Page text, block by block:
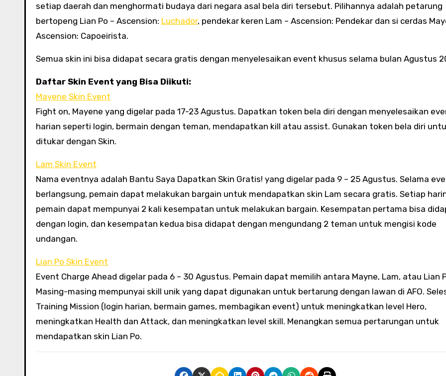
setiap daerah dan menghormati budaya dari negara asal bela diri tersebut. Pilihannya adalah petarung
bertopeng Lian Po – Ascension: Luchador, pendekar keren Lam – Ascension: Pendekar dan si cerdas
Ascension: Capoeirista.
Semua skin ini bisa didapat secara gratis dengan menyelesaikan event khusus selama bulan Agustus
Daftar Skin Event yang Bisa Diikuti:
Mayene Skin Event
Fight on, Mayene yang digelar pada 17-23 Agustus. Dapatkan token bela diri dengan menyelesaikan
harian seperti login, bermain dengan teman, mendapatkan kill atau assist. Gunakan token bela diri
ditukar dengan Skin.
Lam Skin Event
Nama eventnya adalah Bantu Saya Dapatkan Skin Gratis! yang digelar pada 9 – 25 Agustus. Selama
berlangsung, pemain dapat melakukan bargain untuk mendapatkan skin Lam secara gratis. Setiap
pemain dapat mempunyai 2 kali kesempatan untuk melakukan bargain. Kesempatan pertama bisa
dengan login, dan kesempatan kedua bisa didapat dengan mengundang 2 teman untuk mengisi kode
undangan.
Lian Po Skin Event
Event Charge Ahead digelar pada 6 – 30 Agustus. Pemain dapat memilih antara Mayne, Lam, atau Lian
Masing-masing mempunyai skill unik yang dapat digunakan untuk bertarung dengan lawan di AFO.
Training Mission (login harian, bermain games, membagikan event) untuk meningkatkan level Hero,
meningkatkan Health dan Attack, dan meningkatkan level skill. Menangkan semua pertarungan untuk
mendapatkan skin Lian Po.